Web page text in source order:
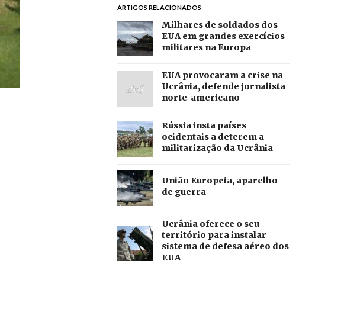
ARTIGOS RELACIONADOS
Milhares de soldados dos
EUA em grandes exercícios
militares na Europa
EUA provocaram a crise na
Ucrânia, defende jornalista
norte-americano
Rússia insta países
ocidentais a deterem a
militarização da Ucrânia
União Europeia, aparelho
de guerra
Ucrânia oferece o seu
território para instalar
sistema de defesa aéreo dos
EUA